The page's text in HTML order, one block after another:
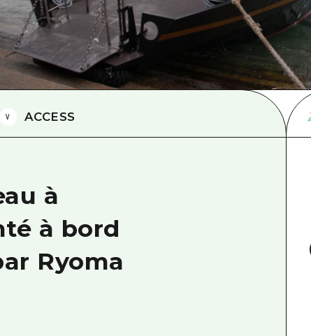
Est de Yamaguchi
Ehime
Shimane
ACCESS
à
à bord
Ryoma